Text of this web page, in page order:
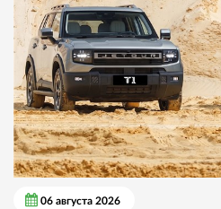
06 августа 2026